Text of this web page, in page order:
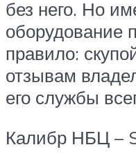
без него. Но
оборудование
правило:
отзывам
его службы
Калибр НБЦ –